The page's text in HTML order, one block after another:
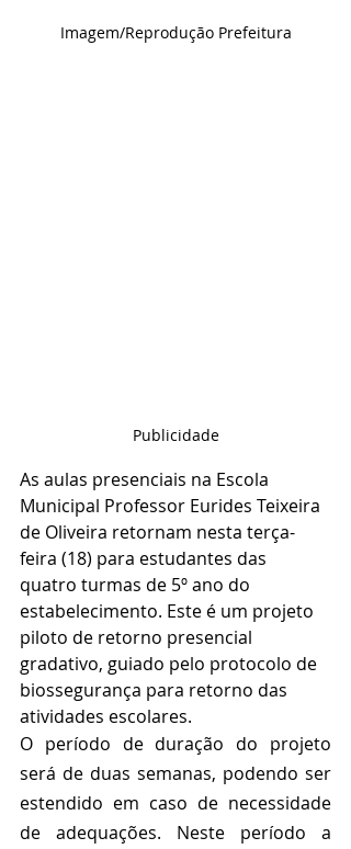
Imagem/Reprodução Prefeitura
Publicidade
As aulas presenciais na Escola
Municipal Professor Eurides Teixeira
de Oliveira retornam nesta terça-
feira (18) para estudantes das
quatro turmas de 5º ano do
estabelecimento. Este é um projeto
piloto de retorno presencial
gradativo, guiado pelo protocolo de
biossegurança para retorno das
atividades escolares.
O período de duração do projeto
será de duas semanas, podendo ser
estendido em caso de necessidade
de adequações. Neste período a